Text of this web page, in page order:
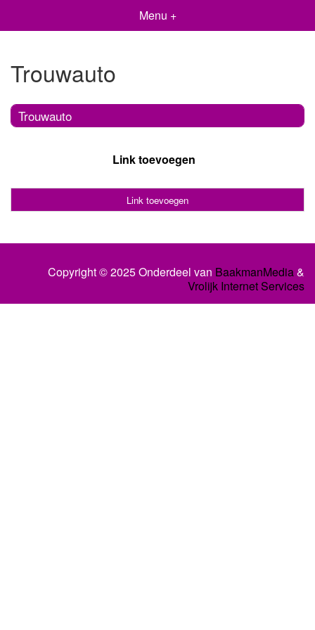
Menu +
Trouwauto
Trouwauto
Link toevoegen
Link toevoegen
Copyright © 2025 Onderdeel van BaakmanMedia&
Vrolijk Internet Services